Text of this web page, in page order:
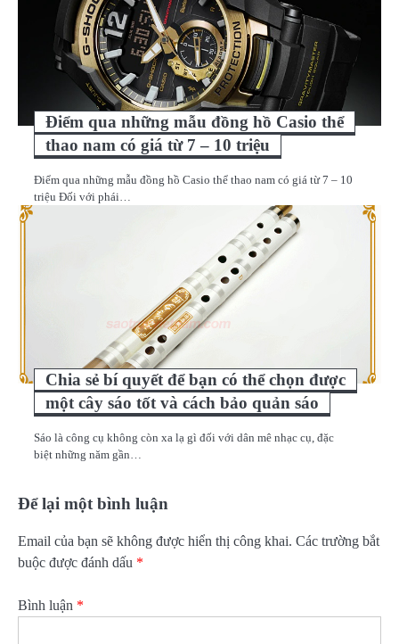
Điểm qua những mẫu đồng hồ Casio thể
thao nam có giá từ 7 – 10 triệu
Điểm qua những mẫu đồng hồ Casio thể thao nam có giá từ 7 – 10
triệu Đối với phái…
Chia sẻ bí quyết để bạn có thể chọn được
một cây sáo tốt và cách bảo quản sáo
Sáo là công cụ không còn xa lạ gì đối với dân mê nhạc cụ, đặc
biệt những năm gần…
Để lại một bình luận
Email của bạn sẽ không được hiển thị công khai. Các trường bắt
buộc được đánh dấu *
Bình luận *